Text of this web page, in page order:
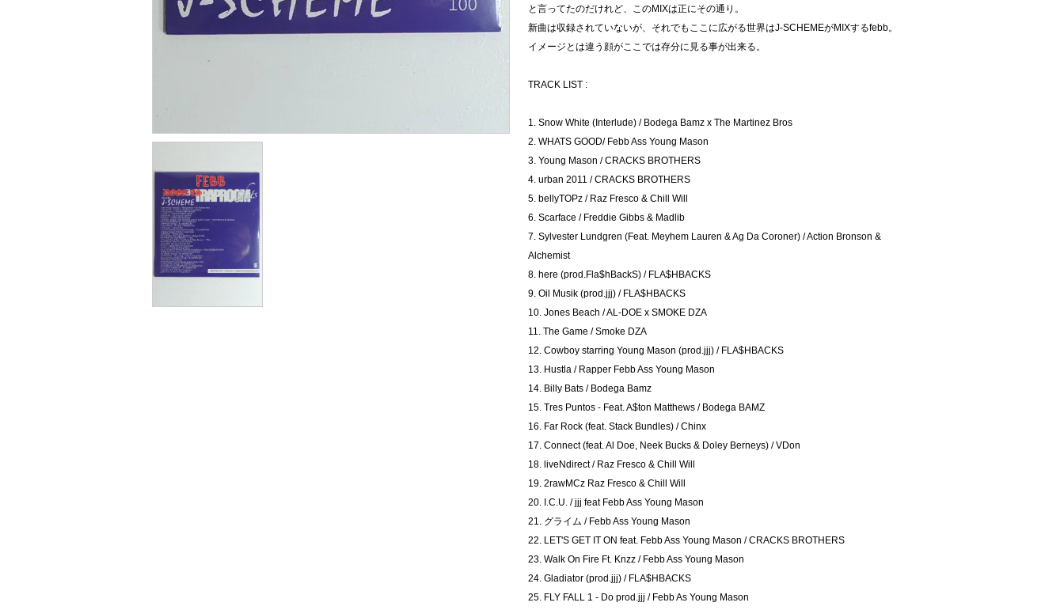
と言ってたのだけれど、このMIXは正にその通り。
新曲は収録されていないが、それでもここに広がる世界はJ-SCHEMEがMIXするfebb。
イメージとは違う顔がここでは存分に見る事が出来る。
TRACK LIST :
1. Snow White (Interlude) / Bodega Bamz x The Martinez Bros
2. WHATS GOOD/ Febb Ass Young Mason
3. Young Mason / CRACKS BROTHERS
4. urban 2011 / CRACKS BROTHERS
5. bellyTOPz / Raz Fresco & Chill Will
6. Scarface / Freddie Gibbs & Madlib
7. Sylvester Lundgren (Feat. Meyhem Lauren & Ag Da Coroner) / Action Bronson &
Alchemist
8. here (prod.Fla$hBackS) / FLA$HBACKS
9. Oil Musik (prod.jjj) / FLA$HBACKS
10. Jones Beach / AL-DOE x SMOKE DZA
11. The Game / Smoke DZA
12. Cowboy starring Young Mason (prod.jjj) / FLA$HBACKS
13. Hustla / Rapper Febb Ass Young Mason
14. Billy Bats / Bodega Bamz
15. Tres Puntos - Feat. A$ton Matthews / Bodega BAMZ
16. Far Rock (feat. Stack Bundles) / Chinx
17. Connect (feat. Al Doe, Neek Bucks & Doley Berneys) / VDon
18. liveNdirect / Raz Fresco & Chill Will
19. 2rawMCz Raz Fresco & Chill Will
20. I.C.U. / jjj feat Febb Ass Young Mason
21. グライム / Febb Ass Young Mason
22. LET'S GET IT ON feat. Febb Ass Young Mason / CRACKS BROTHERS
23. Walk On Fire Ft. Knzz / Febb Ass Young Mason
24. Gladiator (prod.jjj) / FLA$HBACKS
25. FLY FALL 1 - Do prod.jjj / Febb As Young Mason